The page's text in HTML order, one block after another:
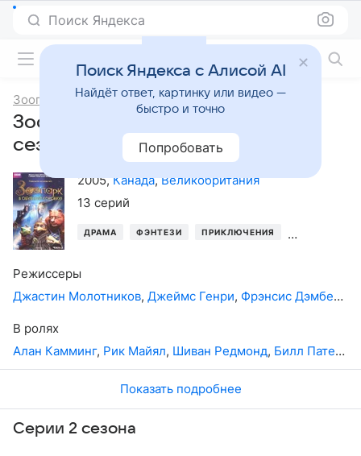
Поиск Яндекса
Зоопарк в обувной коробке
Зоопарк в обувной коробке, 2-й
сезон
2005,Канада,Великобритания
13 серий
ДРАМА ФЭНТЕЗИ ПРИКЛЮЧЕНИЯ
Режиссеры
Джастин Молотников, Джеймс Генри, Фрэнсис Дэмбергер
В ролях
Алан Камминг, Рик Майял, Шиван Редмонд, Билл Патерсон
Показать подробнее
Серии 2 сезона
Поиск Яндекса с Алисой AI
Найдёт ответ, картинку или видео —
быстро и точно
Попробовать